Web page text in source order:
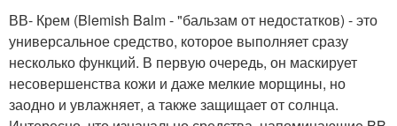
ВВ- Крем (Blemish Balm - "бальзам от недостатков) - это
универсальное средство, которое выполняет сразу
несколько функций. В первую очередь, он маскирует
несовершенства кожи и даже мелкие морщины, но
заодно и увлажняет, а также защищает от солнца.